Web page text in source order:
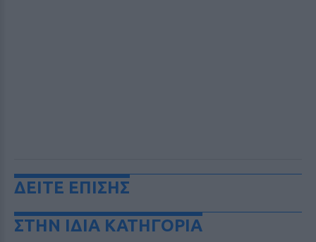
ΔΕΙΤΕ ΕΠΙΣΗΣ
ΣΤΗΝ ΙΔΙΑ ΚΑΤΗΓΟΡΙΑ